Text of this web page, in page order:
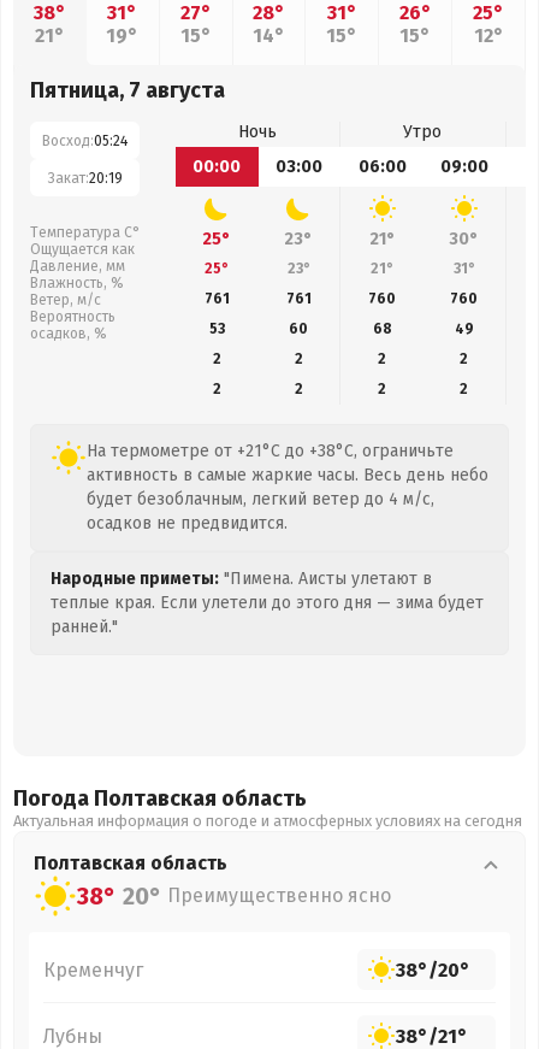
38°
21°
31°
19°
27°
15°
28°
14°
31°
15°
26°
15°
25°
12°
Пятница, 7 августа
Восход:05:24
Закат:20:19
Температура С°
Ощущается как
Давление, мм
Влажность, %
Ветер, м/с
Вероятность
осадков, %
Ночь
Утро
00:00
03:00 06:00 09:00
25° 23° 21° 30°
25° 23° 21° 31°
761
761 760 760
53
60 68 49
2
2 2
2
2
2 2 2
На термометре от +21°C до +38°C, ограничьте
активность в самые жаркие часы. Весь день небо
будет безоблачным, легкий ветер до 4 м/с,
осадков не предвидится.
Народные приметы: "Пимена. Аисты улетают в
теплые края. Если улетели до этого дня — зима будет
ранней."
Погода Полтавская область
Актуальная информация о погоде и атмосферных условиях на сегодня
Полтавская область
38° 20° Преимущественно ясно
Кременчуг 38°/20°
Лубны 38°/21°